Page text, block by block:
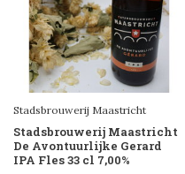
Stadsbrouwerij Maastricht
Stadsbrouwerij Maastricht
De Avontuurlijke Gerard
IPA Fles 33 cl 7,00%